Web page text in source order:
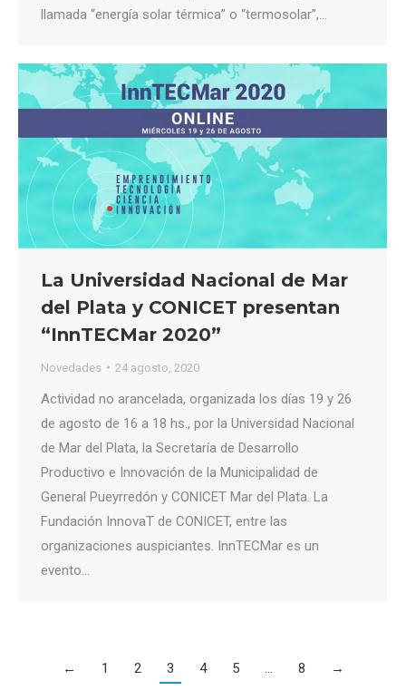
llamada “energía solar térmica” o “termosolar”,…
La Universidad Nacional de Mar
del Plata y CONICET presentan
“InnTECMar 2020”
Novedades 24 agosto, 2020
Actividad no arancelada, organizada los días 19 y 26
de agosto de 16 a 18 hs., por la Universidad Nacional
de Mar del Plata, la Secretaría de Desarrollo
Productivo e Innovación de la Municipalidad de
General Pueyrredón y CONICET Mar del Plata. La
Fundación InnovaT de CONICET, entre las
organizaciones auspiciantes. InnTECMar es un
evento…
← 1 2 3 4 5 … 8 →